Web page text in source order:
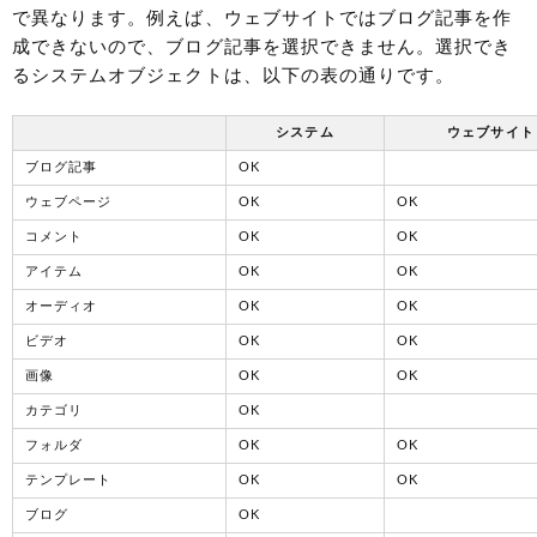
で異なります。例えば、ウェブサイトではブログ記事を作
成できないので、ブログ記事を選択できません。選択でき
るシステムオブジェクトは、以下の表の通りです。
システム ウェブサイト
ブログ記事 OK
ウェブページ OK OK
コメント OK OK
アイテム OK OK
オーディオ OK OK
ビデオ OK OK
画像 OK OK
カテゴリ OK
フォルダ OK OK
テンプレート OK OK
ブログ OK